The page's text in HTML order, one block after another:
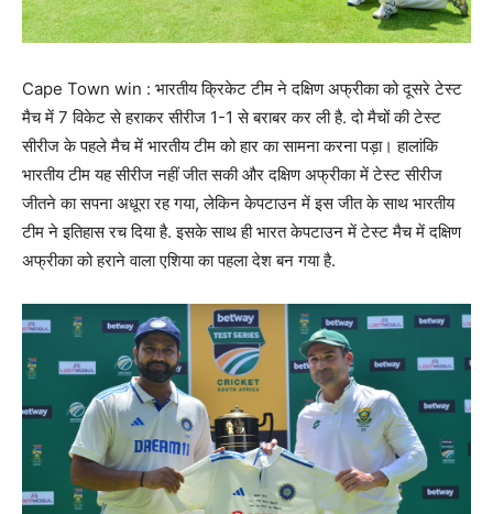
Cape Town win : भारतीय क्रिकेट टीम ने दक्षिण अफ्रीका को दूसरे टेस्ट
मैच में 7 विकेट से हराकर सीरीज 1-1 से बराबर कर ली है. दो मैचों की टेस्ट
सीरीज के पहले मैच में भारतीय टीम को हार का सामना करना पड़ा। हालांकि
भारतीय टीम यह सीरीज नहीं जीत सकी और दक्षिण अफ्रीका में टेस्ट सीरीज
जीतने का सपना अधूरा रह गया, लेकिन केपटाउन में इस जीत के साथ भारतीय
टीम ने इतिहास रच दिया है. इसके साथ ही भारत केपटाउन में टेस्ट मैच में दक्षिण
अफ्रीका को हराने वाला एशिया का पहला देश बन गया है.